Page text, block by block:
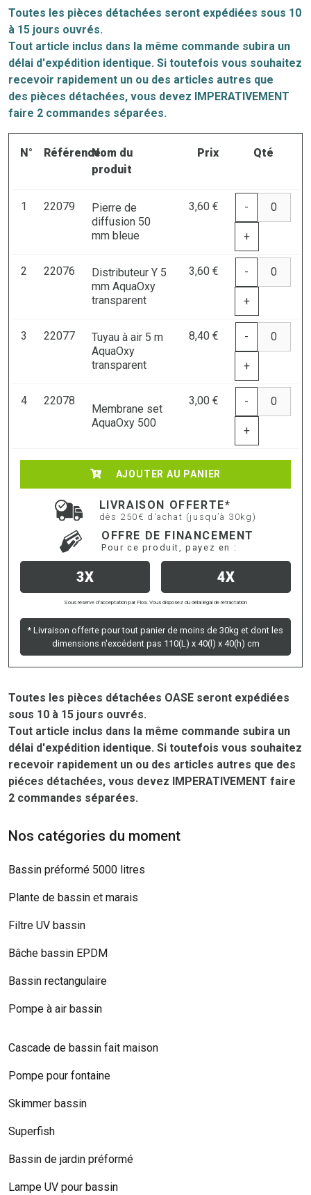
Toutes les pièces détachées seront expédiées sous 10
à 15 jours ouvrés.
Tout article inclus dans la même commande subira un
délai d'expédition identique. Si toutefois vous souhaitez
recevoir rapidement un ou des articles autres que
des pièces détachées, vous devez IMPERATIVEMENT
faire 2 commandes séparées.
N° RéférenceNom du
produit
Prix Qté
1 22079
Pierre de
diffusion 50
mm bleue
3,60 € -
+
2 22076
Distributeur Y 5
mm AquaOxy
transparent
3,60 € -
+
3 22077
Tuyau à air 5 m
AquaOxy
transparent
8,40 € -
+
4 22078
Membrane set
AquaOxy 500
3,00 € -
+
AJOUTER AU PANIER
LIVRAISON OFFERTE*
dès 250€ d'achat (jusqu’à 30kg)
OFFRE DE FINANCEMENT
Pour ce produit, payez en :
3X 4X
Sous réserve d’acceptation par Floa. Vous disposez du délai légal de rétractation
* Livraison offerte pour tout panier de moins de 30kg et dont les
dimensions n'excédent pas 110(L) x 40(l) x 40(h) cm
Toutes les pièces détachées OASE seront expédiées
sous 10 à 15 jours ouvrés.
Tout article inclus dans la même commande subira un
délai d'expédition identique. Si toutefois vous souhaitez
recevoir rapidement un ou des articles autres que des
piéces détachées, vous devez IMPERATIVEMENT faire
2 commandes séparées.
Nos catégories du moment
Bassin préformé 5000 litres
Plante de bassin et marais
Filtre UV bassin
Bâche bassin EPDM
Bassin rectangulaire
Pompe à air bassin
Cascade de bassin fait maison
Pompe pour fontaine
Skimmer bassin
Superfish
Bassin de jardin préformé
Lampe UV pour bassin